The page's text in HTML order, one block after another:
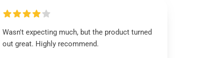
Wasn't expecting much, but the product turned
out great. Highly recommend.